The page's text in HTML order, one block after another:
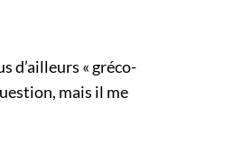
d’ailleurs « gréco-
mais il me